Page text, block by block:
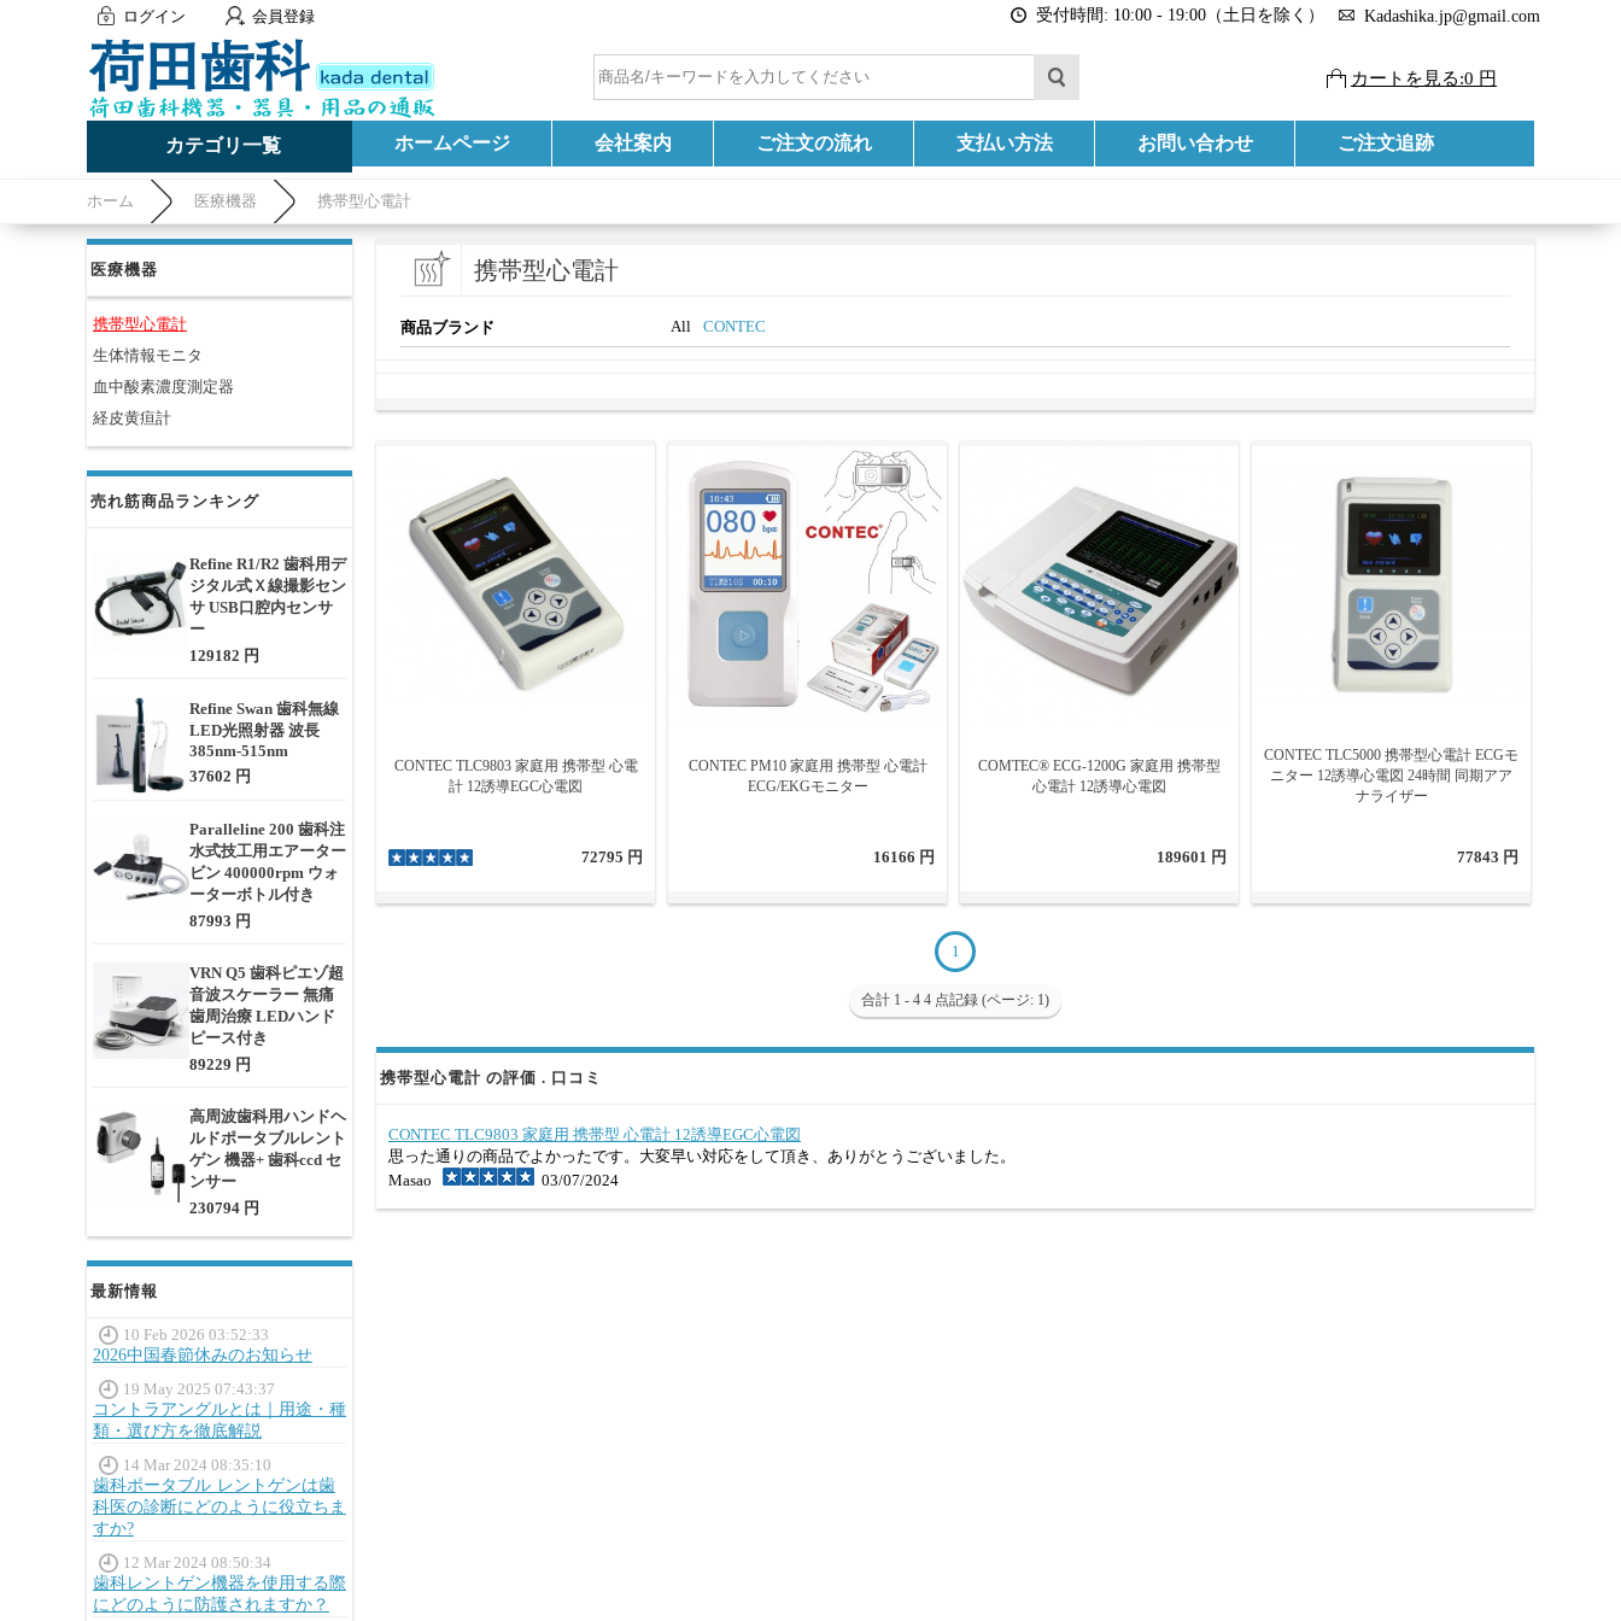
ログイン 会員登録 受付時間: 10:00 - 19:00（土日を除く） Kadashika.jp@gmail.com
カートを見る:0 円
カテゴリ一覧 ホームページ 会社案内 ご注文の流れ 支払い方法 お問い合わせ ご注文追跡
ホーム 医療機器 携帯型心電計
医療機器
携帯型心電計
生体情報モニタ
血中酸素濃度測定器
経皮黄疸計
売れ筋商品ランキング
Refine R1/R2 歯科用デ
ジタル式Ｘ線撮影セン
サ USB口腔内センサ
ー
129182 円
Refine Swan 歯科無線
LED光照射器 波長
385nm-515nm
37602 円
Paralleline 200 歯科注
水式技工用エアーター
ビン 400000rpm ウォ
ーターボトル付き
87993 円
VRN Q5 歯科ピエゾ超
音波スケーラー 無痛
歯周治療 LEDハンド
ピース付き
89229 円
高周波歯科用ハンドヘ
ルドポータブルレント
ゲン 機器+ 歯科ccd セ
ンサー
230794 円
最新情報
10 Feb 2026 03:52:33
2026中国春節休みのお知らせ
19 May 2025 07:43:37
コントラアングルとは｜用途・種
類・選び方を徹底解説
14 Mar 2024 08:35:10
歯科ポータブル レントゲンは歯
科医の診断にどのように役立ちま
すか?
12 Mar 2024 08:50:34
歯科レントゲン機器を使用する際
にどのように防護されますか？
携帯型心電計
商品ブランド All CONTEC
CONTEC TLC9803 家庭用 携帯型 心電
計 12誘導EGC心電図
72795 円
CONTEC PM10 家庭用 携帯型 心電計
ECG/EKGモニター
16166 円
COMTEC® ECG-1200G 家庭用 携帯型
心電計 12誘導心電図
189601 円
CONTEC TLC5000 携帯型心電計 ECGモ
ニター 12誘導心電図 24時間 同期アア
ナライザー
77843 円
1
合計 1 - 4 4 点記録 (ページ: 1)
携帯型心電計 の評価 . 口コミ
CONTEC TLC9803 家庭用 携帯型 心電計 12誘導EGC心電図
思った通りの商品でよかったです。大変早い対応をして頂き、ありがとうございました。
Masao
03/07/2024